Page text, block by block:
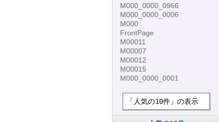
M000_0000_0966
M000_0000_0006
M000
FrontPage
M00011
M00007
M00012
M00015
M000_0000_0001
「人気の10件」の表示